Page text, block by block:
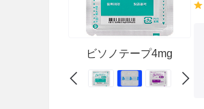
ビソノテープ4mg